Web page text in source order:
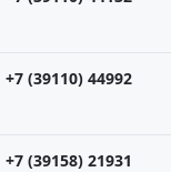
+7 (39110) 44992
+7 (39158) 21931